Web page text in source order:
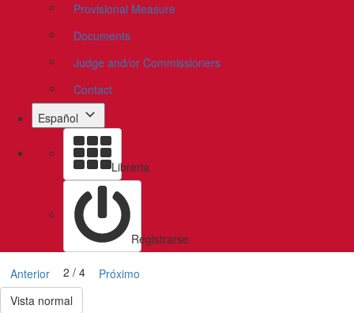
Provisional Measure
Documents
Judge and/or Commissioners
Contact
Español
Libreria
Registrarse
Anterior 2 / 4
Próximo
Vista normal